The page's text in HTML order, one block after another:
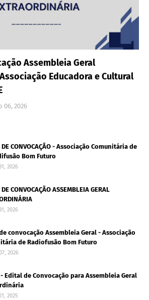
Assembleia Geral
Educadora e Cultural
06, 2026
DE CONVOCAÇÃO - Associação Comunitária de
Bom Futuro
2026
CONVOCAÇÃO ASSEMBLEIA GERAL
2026
convocação Assembleia Geral - Associação
de Radiofusão Bom Futuro
2026
- Edital de Convocação para Assembleia Geral
2025